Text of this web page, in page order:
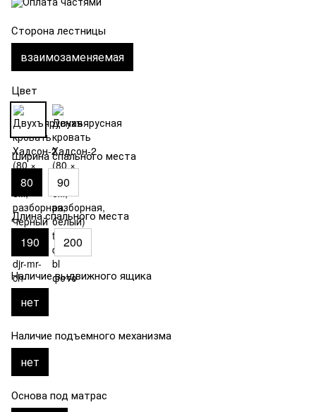
Сторона лестницы
взаимозаменяемая
Цвет
Ширина спального места
80 90
Длина спального места
190 200
Наличие выдвижного ящика
нет
Наличие подъемного механизма
нет
Основа под матрас